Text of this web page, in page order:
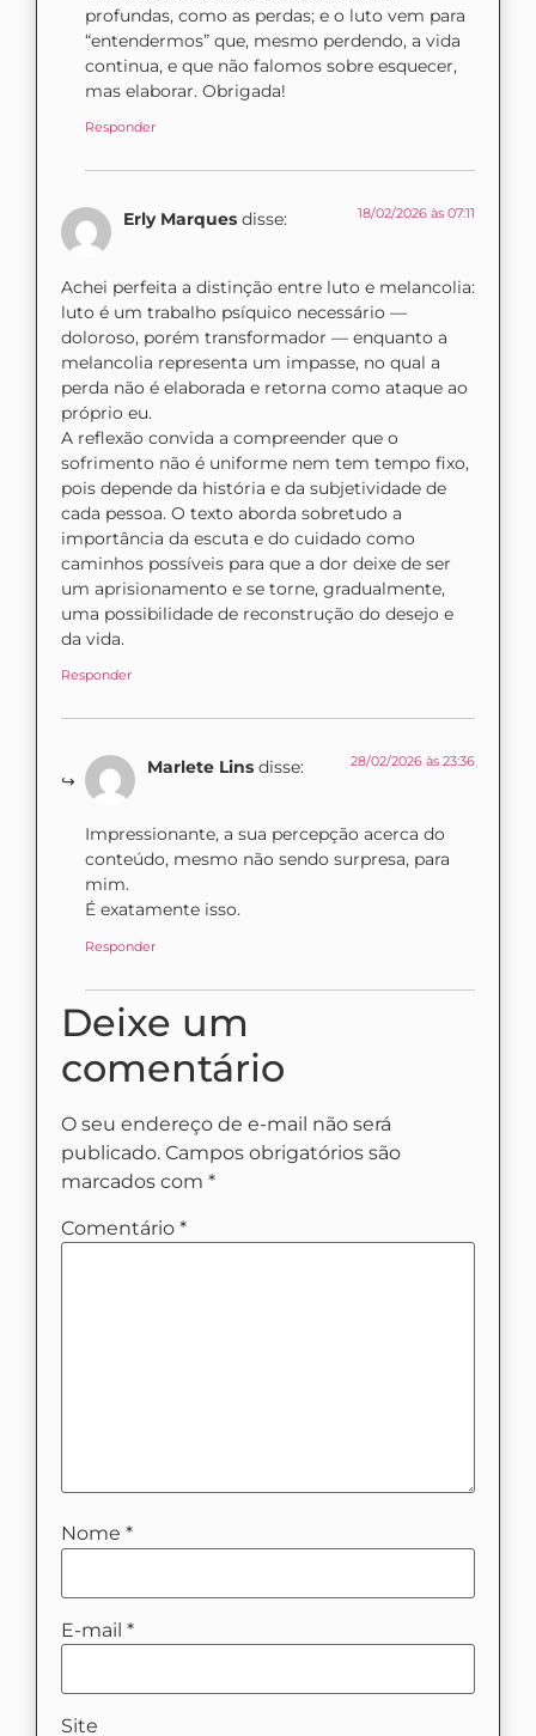
profundas, como as perdas; e o luto vem para
“entendermos” que, mesmo perdendo, a vida
continua, e que não falomos sobre esquecer,
mas elaborar. Obrigada!
Responder
Erly Marques disse: 18/02/2026 às 07:11
Achei perfeita a distinção entre luto e melancolia:
luto é um trabalho psíquico necessário —
doloroso, porém transformador — enquanto a
melancolia representa um impasse, no qual a
perda não é elaborada e retorna como ataque ao
próprio eu.
A reflexão convida a compreender que o
sofrimento não é uniforme nem tem tempo fixo,
pois depende da história e da subjetividade de
cada pessoa. O texto aborda sobretudo a
importância da escuta e do cuidado como
caminhos possíveis para que a dor deixe de ser
um aprisionamento e se torne, gradualmente,
uma possibilidade de reconstrução do desejo e
da vida.
Responder
Marlete Lins disse: 28/02/2026 às 23:36
Impressionante, a sua percepção acerca do
conteúdo, mesmo não sendo surpresa, para
mim.
É exatamente isso.
Responder
Deixe um
comentário
O seu endereço de e-mail não será
publicado. Campos obrigatórios são
marcados com *
Comentário *
Nome *
E-mail *
Site